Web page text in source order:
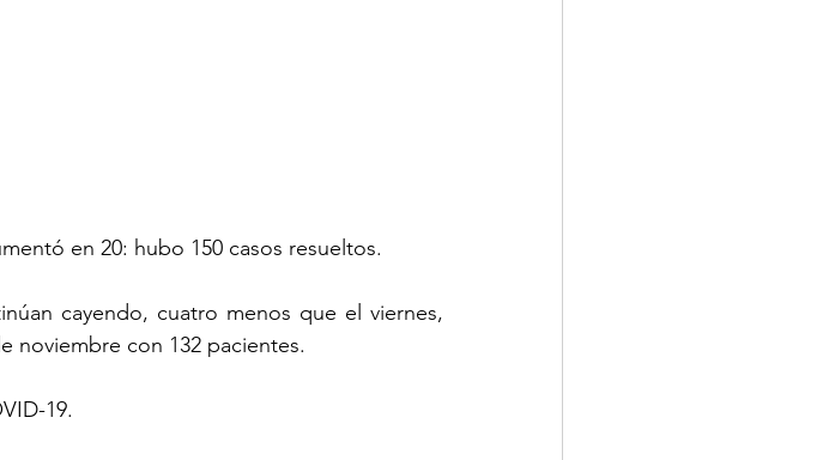
en 20: hubo 150 casos resueltos.
cayendo, cuatro menos que el viernes,
noviembre con 132 pacientes.
19.